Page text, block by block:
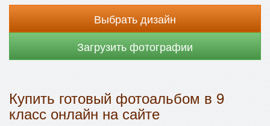
Выбрать дизайн
Загрузить фотографии
Купить готовый фотоальбом в 9
класс онлайн на сайте